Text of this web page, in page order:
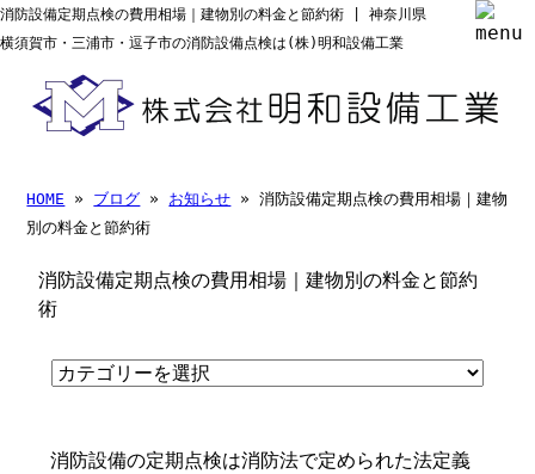
消防設備定期点検の費用相場｜建物別の料金と節約術 | 神奈川県
横須賀市・三浦市・逗子市の消防設備点検は(株)明和設備工業
HOME » ブログ » お知らせ » 消防設備定期点検の費用相場｜建物
別の料金と節約術
消防設備定期点検の費用相場｜建物別の料金と節約
術
消防設備の定期点検は消防法で定められた法定義